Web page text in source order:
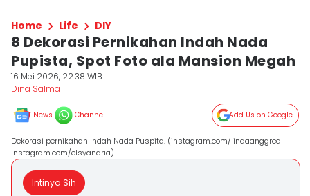
Home Life DIY
8 Dekorasi Pernikahan Indah Nada
Pupista, Spot Foto ala Mansion Megah
16 Mei 2026, 22:38 WIB
Dina Salma
News Channel Add Us on Google
Dekorasi pernikahan Indah Nada Puspita. (instagram.com/lindaanggrea |
instagram.com/elsyandria)
Intinya Sih